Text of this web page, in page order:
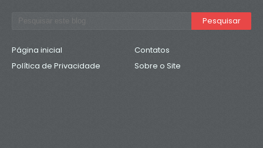
Página inicial
Contatos
Política de Privacidade
Sobre o Site